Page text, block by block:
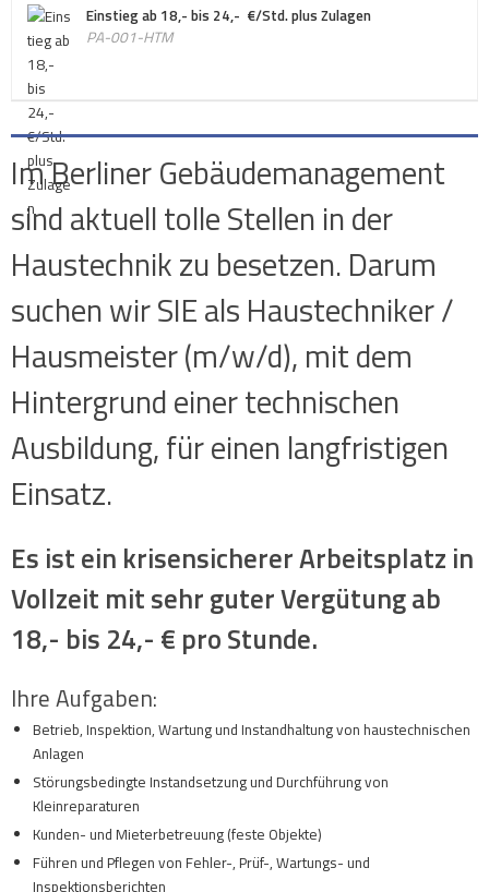
Einstieg ab 18,- bis 24,- €/Std. plus Zulagen
PA-001-HTM
Im Berliner Gebäudemanagement
sind aktuell tolle Stellen in der
Haustechnik zu besetzen. Darum
suchen wir SIE als Haustechniker /
Hausmeister (m/w/d), mit dem
Hintergrund einer technischen
Ausbildung, für einen langfristigen
Einsatz.
Es ist ein krisensicherer Arbeitsplatz in
Vollzeit mit sehr guter Vergütung ab
18,- bis 24,- € pro Stunde.
Ihre Aufgaben:
Betrieb, Inspektion, Wartung und Instandhaltung von haustechnischen
Anlagen
Störungsbedingte Instandsetzung und Durchführung von
Kleinreparaturen
Kunden- und Mieterbetreuung (feste Objekte)
Führen und Pflegen von Fehler-, Prüf-, Wartungs- und
Inspektionsberichten